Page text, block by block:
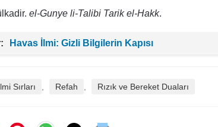
el-Gunye li-Talibi Tarik el-Hakk.
Havas İlmi: Gizli Bilgilerin Kapısı
Sırları Refah Rızık ve Bereket Duaları